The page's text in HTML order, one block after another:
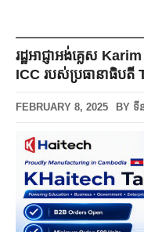
រដ្ឋអាជ្ញាអង់គ្លេស
ICC របស់ប្រធានាធិបតី
FEBRUARY 8, 2025 BY ទី